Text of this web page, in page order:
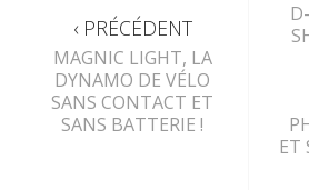
‹ PRÉCÉDENT
MAGNIC LIGHT, LA
DYNAMO DE VÉLO
SANS CONTACT ET
SANS BATTERIE !
ET